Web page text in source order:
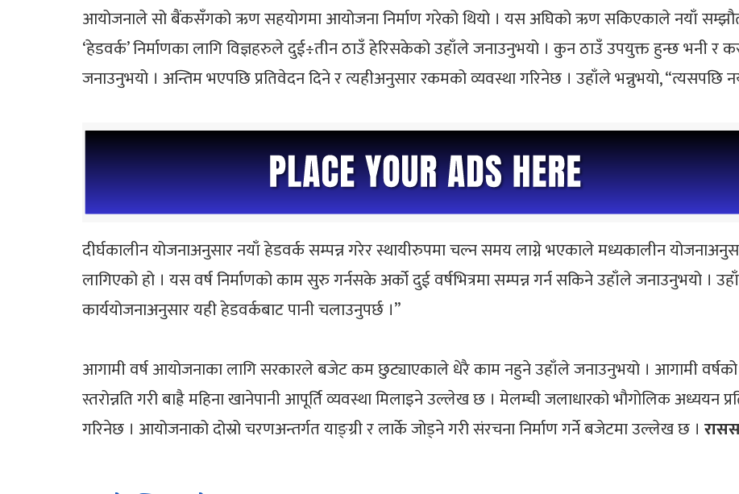
आयोजनाले सो बैंकसँगको ऋण सहयोगमा आयोजना निर्माण गरेको थियो । यस अघिको ऋण सकिएकाले नयाँ
‘हेडवर्क’ निर्माणका लागि विज्ञहरुले दुई÷तीन ठाउँ हेरिसकेको उहाँले जनाउनुभयो । कुन ठाउँ उपयुक्त हुन्छ भनी र
जनाउनुभयो । अन्तिम भएपछि प्रतिवेदन दिने र त्यहीअनुसार रकमको व्यवस्था गरिनेछ । उहाँले भन्नुभयो, “त्यसपछि
दीर्घकालीन योजनाअनुसार नयाँ हेडवर्क सम्पन्न गरेर स्थायीरुपमा चल्न समय लाग्ने भएकाले मध्यकालीन
लागिएको हो । यस वर्ष निर्माणको काम सुरु गर्नसके अर्को दुई वर्षभित्रमा सम्पन्न गर्न सकिने उहाँले जनाउनुभयो ।
कार्ययोजनाअनुसार यही हेडवर्कबाट पानी चलाउनुपर्छ ।”
आगामी वर्ष आयोजनाका लागि सरकारले बजेट कम छुट्याएकाले धेरै काम नहुने उहाँले जनाउनुभयो । आगामी
स्तरोन्नति गरी बाह्रै महिना खानेपानी आपूर्ति व्यवस्था मिलाइने उल्लेख छ । मेलम्ची जलाधारको भौगोलिक
गरिनेछ । आयोजनाको दोस्रो चरणअन्तर्गत याङ्ग्री र लार्के जोड्ने गरी संरचना निर्माण गर्ने बजेटमा उल्लेख छ ।